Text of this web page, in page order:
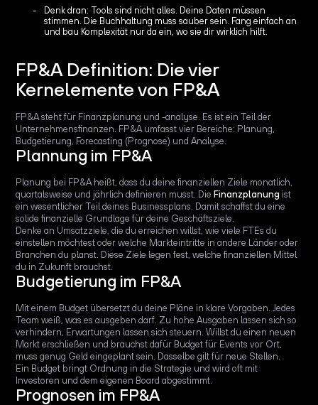
Denk dran: Tools sind nicht alles. Deine Daten müssen
stimmen. Die Buchhaltung muss sauber sein. Fang einfach an
und bau Komplexität nur da ein, wo sie dir wirklich hilft.
FP&A Definition: Die vier
Kernelemente von FP&A
FP&A steht für Finanzplanung und -analyse. Es ist ein Teil der
Unternehmensfinanzen. FP&A umfasst vier Bereiche: Planung,
Budgetierung, Forecasting (Prognose) und Analyse.
Plannung im FP&A
Planung bei FP&A heißt, dass du deine finanziellen Ziele monatlich,
quartalsweise und jährlich definieren musst. Die Finanzplanung ist
ein wesentlicher Teil deines Businessplans. Damit schaffst du eine
solide finanzielle Grundlage für deine Geschäftsziele.
Denke an Umsatzziele, die du erreichen willst, wie viele FTEs du
einstellen möchtest oder welche Markteintritte in andere Länder oder
Branchen du planst. Diese Ziele legen fest, welche finanziellen Mittel
du in Zukunft brauchst.
Budgetierung im FP&A
Mit einem Budget übersetzt du deine Pläne in klare Vorgaben. Jedes
Team weiß, was es ausgeben darf. Zu hohe Ausgaben lassen sich so
verhindern, Erwartungen lassen sich steuern. Willst du einen neuen
Markt erschließen und brauchst dafür Budget für Events vor Ort,
muss genug Geld eingeplant sein. Dasselbe gilt für neue Stellen.
Ein Budget bringt Ordnung in die Strategie und wird oft mit
Investoren und dem eigenen Board abgestimmt.
Prognosen im FP&A